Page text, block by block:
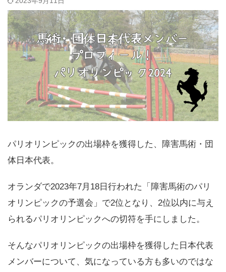
パリオリンピックの出場枠を獲得した、障害馬術・団
体日本代表。
オランダで2023年7月18日行われた「障害馬術のパリ
オリンピックの予選会」で2位となり、2位以内に与え
られるパリオリンピックへの切符を手にしました。
そんなパリオリンピックの出場枠を獲得した日本代表
メンバーについて、気になっている方も多いのではな